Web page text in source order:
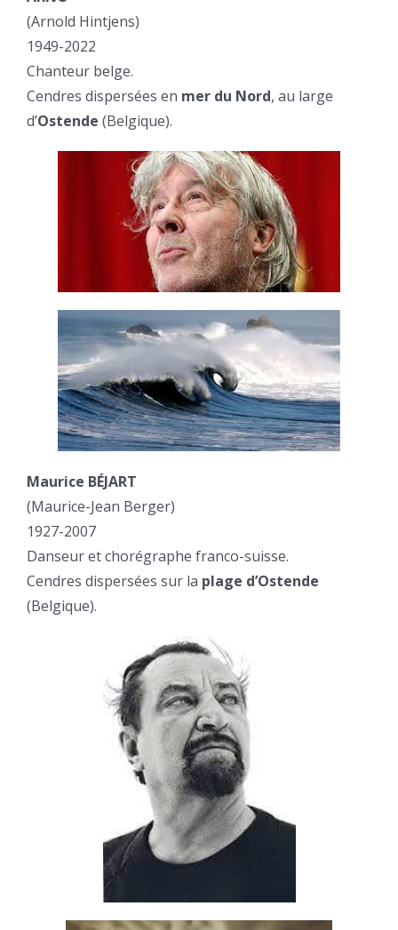
(Arnold Hintjens)
1949-2022
Chanteur belge.
Cendres dispersées en mer du Nord, au large
d’Ostende (Belgique).
Maurice BÉJART
(Maurice-Jean Berger)
1927-2007
Danseur et chorégraphe franco-suisse.
Cendres dispersées sur la plage d’Ostende
(Belgique).